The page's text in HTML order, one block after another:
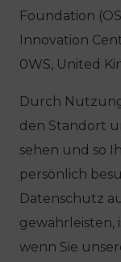
Foundation
Innovation
0WS, United
Durch
den Standort
sehen und so
persönlich
Datenschutz
gewährleisten,
wenn Sie